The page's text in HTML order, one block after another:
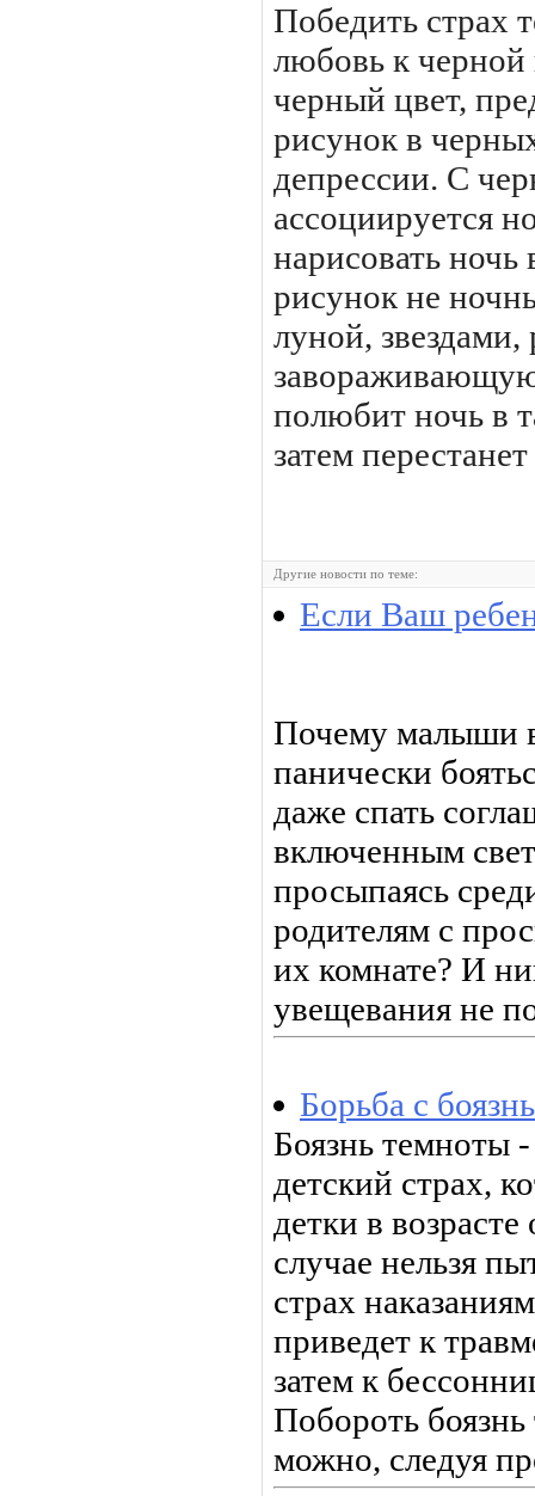
Победить страх
любовь к черной
черный цвет,
рисунок в
депрессии. С
ассоциируется
нарисовать ночь
рисунок не
луной, звездами,
полюбит ночь в
затем
Другие новости по теме:
Если Ваш
Почему малыши
панически
даже спать
включенным
просыпаясь
родителям с
их комнате? И
увещевания не
Борьба с
Боязнь темноты
детский страх,
детки в
случае нельзя
страх
приведет к
затем к
Побороть
можно, следуя